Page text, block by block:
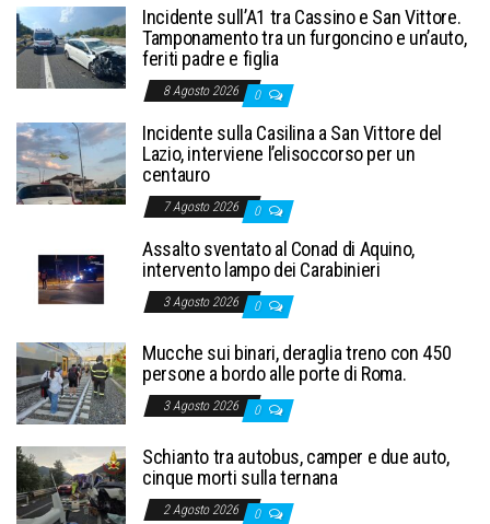
Incidente sull’A1 tra Cassino e San Vittore.
Tamponamento tra un furgoncino e un’auto,
feriti padre e figlia
8 Agosto 2026 0
Incidente sulla Casilina a San Vittore del
Lazio, interviene l’elisoccorso per un
centauro
7 Agosto 2026 0
Assalto sventato al Conad di Aquino,
intervento lampo dei Carabinieri
3 Agosto 2026 0
Mucche sui binari, deraglia treno con 450
persone a bordo alle porte di Roma.
3 Agosto 2026 0
Schianto tra autobus, camper e due auto,
cinque morti sulla ternana
2 Agosto 2026 0